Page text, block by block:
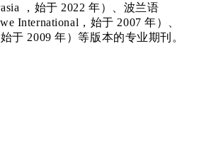
，始于 2022 年）、波兰语
International，始于 2007 年）、
于 2009 年）等版本的专业期刊。